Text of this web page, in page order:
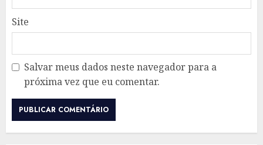
Site
Salvar meus dados neste navegador para a
próxima vez que eu comentar.